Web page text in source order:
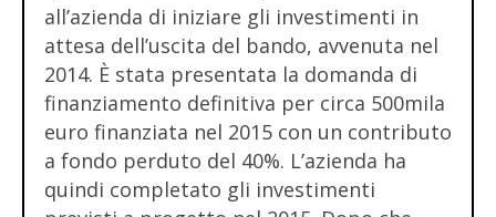
all’azienda di iniziare gli investimenti in
attesa dell’uscita del bando, avvenuta nel
2014. È stata presentata la domanda di
finanziamento definitiva per circa 500mila
euro finanziata nel 2015 con un contributo
a fondo perduto del 40%. L’azienda ha
quindi completato gli investimenti